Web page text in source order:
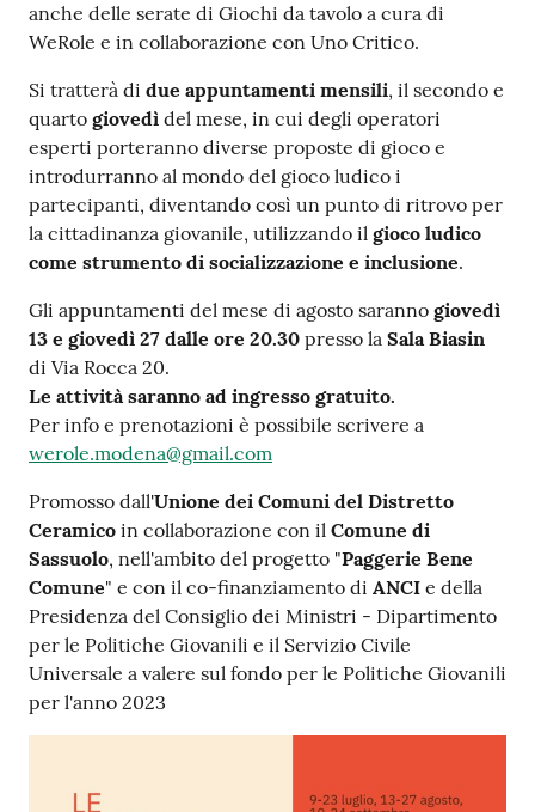
V
s
i
t
S
a
s
s
o
l
o
Tutti
argomenti...
Seguici
su
anche delle serate di Giochi da tavolo a cura di
WeRole e in collaborazione con Uno Critico.
Si tratterà di due appuntamenti mensili, il secondo e
quarto giovedì del mese, in cui degli operatori
esperti porteranno diverse proposte di gioco e
introdurranno al mondo del gioco ludico i
partecipanti, diventando così un punto di ritrovo per
la cittadinanza giovanile, utilizzando il gioco ludico
come strumento di socializzazione e inclusione.
Gli appuntamenti del mese di agosto saranno giovedì
13 e giovedì 27 dalle ore 20.30 presso la Sala Biasin
di Via Rocca 20.
Le attività saranno ad ingresso gratuito.
Per info e prenotazioni è possibile scrivere a
werole.modena@gmail.com
Promosso dall'Unione dei Comuni del Distretto
Ceramico in collaborazione con il Comune di
Sassuolo, nell'ambito del progetto "Paggerie Bene
Comune" e con il co-finanziamento di ANCI e della
Presidenza del Consiglio dei Ministri - Dipartimento
per le Politiche Giovanili e il Servizio Civile
Universale a valere sul fondo per le Politiche Giovanili
per l'anno 2023